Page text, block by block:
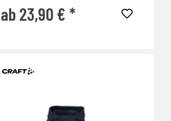
ab 23,90 € *